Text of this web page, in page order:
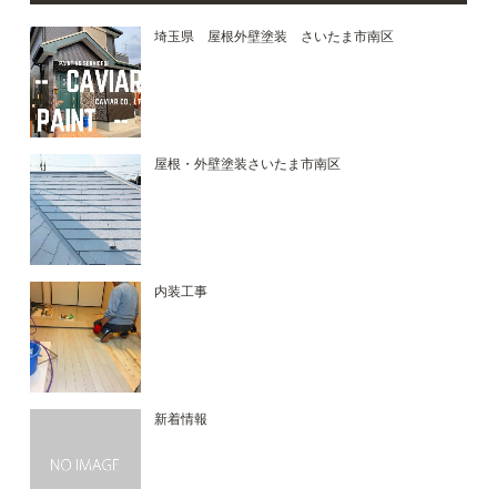
埼玉県 屋根外壁塗装 さいたま市南区
屋根・外壁塗装さいたま市南区
内装工事
新着情報